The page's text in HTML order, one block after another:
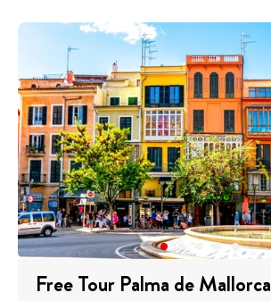
Free Tour Palma de Mallorca